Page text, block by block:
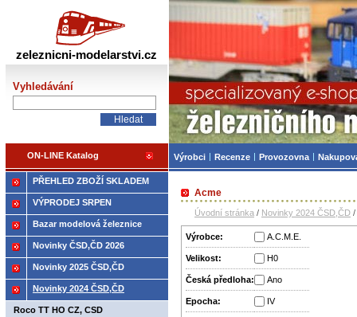
Acme
Úvodní stránka / Novinky 2024 ČSD,ČD /
Výrobce: A.C.M.E.
Velikost: H0
Česká předloha: Ano
Epocha: IV
PŘEHLED ZBOŽÍ SKLADEM
VÝPRODEJ SRPEN
Bazar modelová železnice
Novinky ČSD,ČD 2026
Novinky 2025 ČSD,ČD
Novinky 2024 ČSD,ČD
Roco TT HO CZ, CSD
zeleznicni-modelarstvi.cz
Vyhledávání
ON-LINE Katalog
Železniční
Výrobci Recenze Provozovna